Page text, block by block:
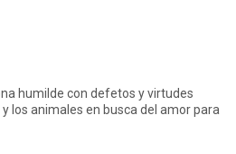
humilde con defetos y virtudes
los animales en busca del amor para